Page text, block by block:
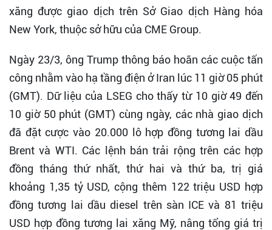
xăng được giao dịch trên Sở Giao dịch Hàng hóa
New York, thuộc sở hữu của CME Group.
Ngày 23/3, ông Trump thông báo hoãn các cuộc tấn
công nhằm vào hạ tầng điện ở Iran lúc 11 giờ 05 phút
(GMT). Dữ liệu của LSEG cho thấy từ 10 giờ 49 đến
10 giờ 50 phút (GMT) cùng ngày, các nhà giao dịch
đã đặt cược vào 20.000 lô hợp đồng tương lai dầu
Brent và WTI. Các lệnh bán trải rộng trên các hợp
đồng tháng thứ nhất, thứ hai và thứ ba, trị giá
khoảng 1,35 tỷ USD, cộng thêm 122 triệu USD hợp
đồng tương lai dầu diesel trên sàn ICE và 81 triệu
USD hợp đồng tương lai xăng Mỹ, nâng tổng giá trị